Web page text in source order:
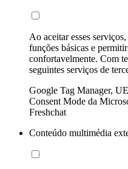
Ao aceitar esses
funções básicas e
confortavelmente. Com
seguintes serviços de
Google Tag Manager,
Consent Mode da
Freshchat
Conteúdo multimédia